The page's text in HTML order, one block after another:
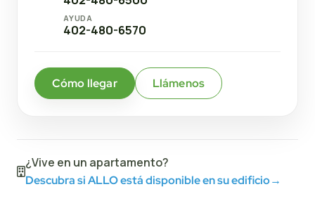
AYUDA
402-480-6570
Cómo llegar Llámenos
¿Vive en un apartamento?
Descubra si ALLO está disponible en su edificio→